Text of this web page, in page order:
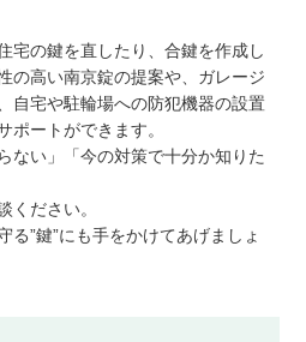
宅の鍵を直したり、合鍵を作成し
の高い南京錠の提案や、ガレージ
自宅や駐輪場への防犯機器の設置
ポートができます。
ない」「今の対策で十分か知りた
ください。
る”鍵”にも手をかけてあげましょ